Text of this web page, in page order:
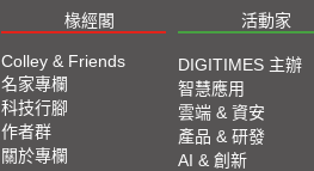
椽經閣 活動家
Colley & Friends
名家專欄
科技行腳
作者群
關於專欄
DIGITIMES 主辦
智慧應用
雲端 & 資安
產品 & 研發
AI & 創新